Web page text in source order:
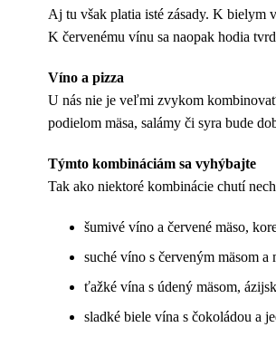
Aj tu však platia isté zásady. K bielym
K červenému vínu sa naopak hodia
Víno a pizza
U nás nie je veľmi zvykom
podielom mäsa, salámy či syra bude
Týmto kombináciám sa vyhýbajte
Tak ako niektoré kombinácie chutí
šumivé víno a červené mäso,
suché víno s červeným mäsom a
ťažké vína s údený mäsom,
sladké biele vína s čokoládou a